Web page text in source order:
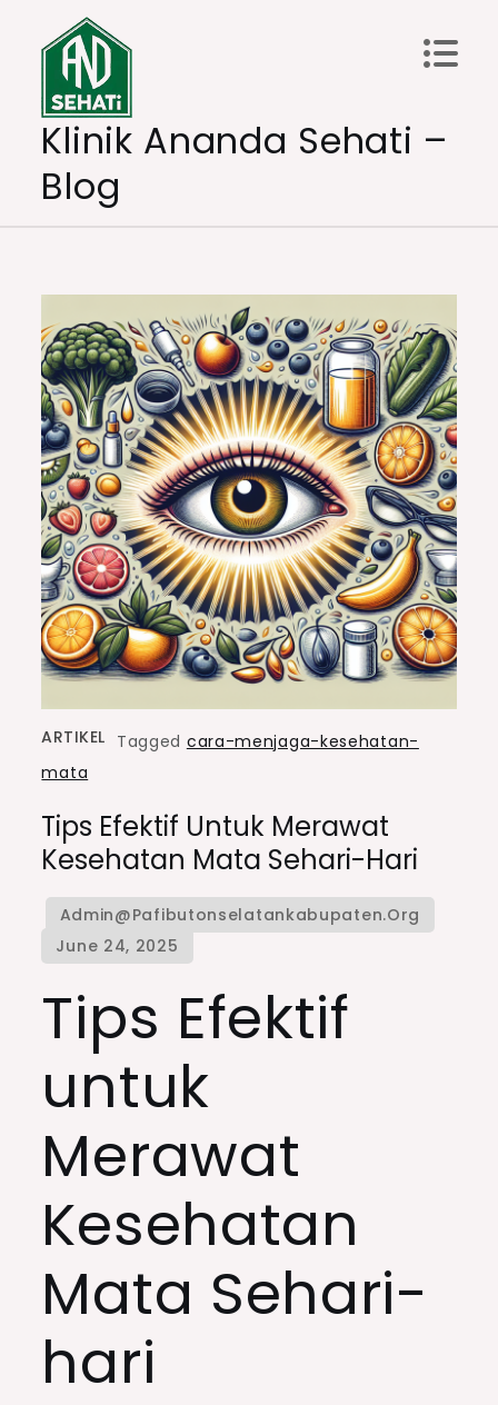
content
Klinik Ananda Sehati –
Blog
ARTIKEL Tagged cara-menjaga-kesehatan-
mata
Tips Efektif Untuk Merawat
Kesehatan Mata Sehari-Hari
Tips Efektif
untuk
Merawat
Kesehatan
Mata Sehari-
hari